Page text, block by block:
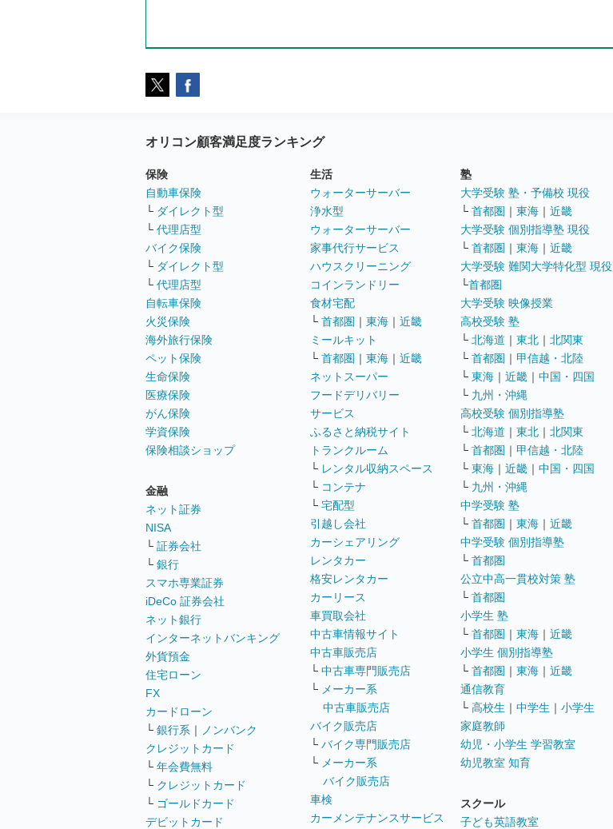
オリコン顧客満足度ランキング
保険
自動車保険
└ ダイレクト型
└ 代理店型
バイク保険
└ ダイレクト型
└ 代理店型
自転車保険
火災保険
海外旅行保険
ペット保険
生命保険
医療保険
がん保険
学資保険
保険相談ショップ
金融
ネット証券
NISA
└ 証券会社
└ 銀行
スマホ専業証券
iDeCo 証券会社
ネット銀行
インターネットバンキング
外貨預金
住宅ローン
FX
カードローン
└ 銀行系 ｜
ノンバンク
クレジットカード
└ 年会費無料
└ クレジットカード
└ ゴールドカード
デビットカード
生活
ウォーターサーバー
浄水型
ウォーターサーバー
家事代行サービス
ハウスクリーニング
コインランドリー
食材宅配
└ 首都圏 ｜ 東海 ｜ 近畿
ミールキット
└ 首都圏 ｜ 東海 ｜ 近畿
ネットスーパー
フードデリバリー
サービス
ふるさと納税サイト
トランクルーム
└ レンタル収納スペース
└ コンテナ
└ 宅配型
引越し会社
カーシェアリング
レンタカー
格安レンタカー
カーリース
車買取会社
中古車情報サイト
中古車販売店
└ 中古車専門販売店
└ メーカー系
中古車販売店
バイク販売店
└ バイク専門販売店
└ メーカー系
バイク販売店
車検
カーメンテナンスサービス
塾
大学受験 塾・予備校 現役
└ 首都圏 ｜ 東海 ｜ 近畿
大学受験 個別指導塾 現役
└ 首都圏 ｜ 東海 ｜ 近畿
大学受験 難関大学特化型 現役
└首都圏
大学受験 映像授業
高校受験 塾
└ 北海道 ｜ 東北 ｜ 北関東
└ 首都圏 ｜ 甲信越・北陸
└ 東海 ｜ 近畿 ｜ 中国・四国
└ 九州・沖縄
高校受験 個別指導塾
└ 北海道 ｜ 東北 ｜ 北関東
└ 首都圏 ｜ 甲信越・北陸
└ 東海 ｜ 近畿 ｜ 中国・四国
└ 九州・沖縄
中学受験 塾
└ 首都圏 ｜ 東海 ｜ 近畿
中学受験 個別指導塾
└ 首都圏
公立中高一貫校対策 塾
└ 首都圏
小学生 塾
└ 首都圏 ｜ 東海 ｜ 近畿
小学生 個別指導塾
└ 首都圏 ｜ 東海 ｜ 近畿
通信教育
└ 高校生 ｜ 中学生 ｜ 小学生
家庭教師
幼児・小学生 学習教室
幼児教室 知育
スクール
子ども英語教室